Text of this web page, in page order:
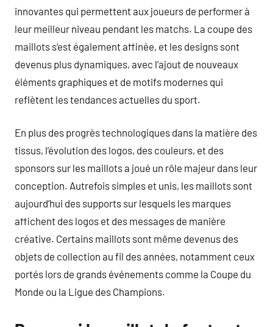
innovantes qui permettent aux joueurs de performer à
leur meilleur niveau pendant les matchs. La coupe des
maillots s’est également affinée, et les designs sont
devenus plus dynamiques, avec l’ajout de nouveaux
éléments graphiques et de motifs modernes qui
reflètent les tendances actuelles du sport.
En plus des progrès technologiques dans la matière des
tissus, l’évolution des logos, des couleurs, et des
sponsors sur les maillots a joué un rôle majeur dans leur
conception. Autrefois simples et unis, les maillots sont
aujourd’hui des supports sur lesquels les marques
affichent des logos et des messages de manière
créative. Certains maillots sont même devenus des
objets de collection au fil des années, notamment ceux
portés lors de grands événements comme la Coupe du
Monde ou la Ligue des Champions.